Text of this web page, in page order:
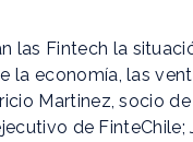
las Fintech la
economía, las
Martinez, socio
de